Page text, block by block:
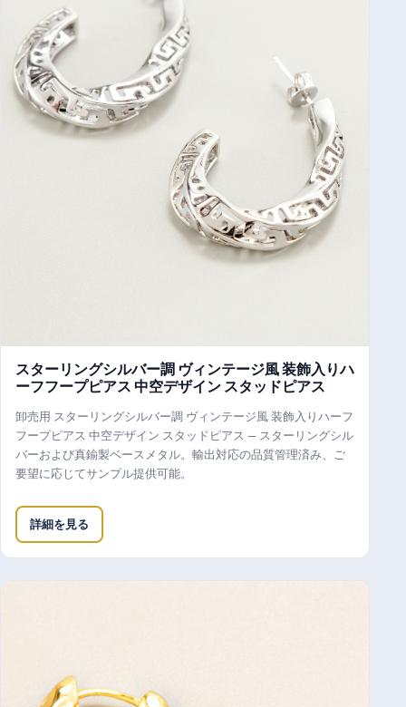
スターリングシルバー調 ヴィンテージ風 装飾入りハ
ーフフープピアス 中空デザイン スタッドピアス
卸売用 スターリングシルバー調 ヴィンテージ風 装飾入りハーフ
フープピアス 中空デザイン スタッドピアス — スターリングシル
バーおよび真鍮製ベースメタル。輸出対応の品質管理済み、ご
要望に応じてサンプル提供可能。
詳細を見る